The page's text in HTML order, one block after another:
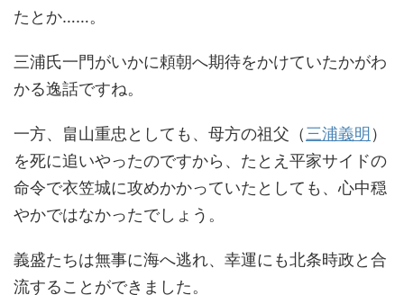
たとか……。
三浦氏一門がいかに頼朝へ期待をかけていたかがわ
かる逸話ですね。
一方、畠山重忠としても、母方の祖父（三浦義明 ）
を死に追いやったのですから、たとえ平家サイドの
命令で衣笠城に攻めかかっていたとしても、心中穏
やかではなかったでしょう。
義盛たちは無事に海へ逃れ、幸運にも北条時政と合
流することができました。